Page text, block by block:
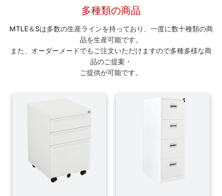
多種類の商品
MTLE＆Sは多数の生産ラインを持っており、一度に数十種類の商
品を生産可能です。
また、オーダーメードでもご注文いただけますので多種多様な商
品のご提案・
ご提供が可能です。